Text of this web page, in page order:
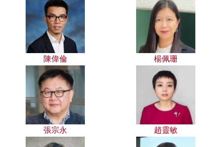
陳偉倫 楊佩珊
張宗永 趙靈敏